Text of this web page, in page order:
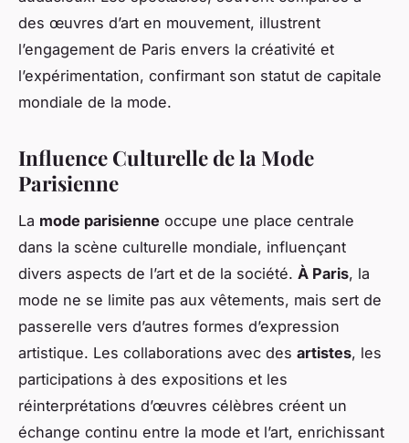
des œuvres d’art en mouvement, illustrent
l’engagement de Paris envers la créativité et
l’expérimentation, confirmant son statut de capitale
mondiale de la mode.
Influence Culturelle de la Mode
Parisienne
La mode parisienne occupe une place centrale
dans la scène culturelle mondiale, influençant
divers aspects de l’art et de la société. À Paris, la
mode ne se limite pas aux vêtements, mais sert de
passerelle vers d’autres formes d’expression
artistique. Les collaborations avec des artistes, les
participations à des expositions et les
réinterprétations d’œuvres célèbres créent un
échange continu entre la mode et l’art, enrichissant